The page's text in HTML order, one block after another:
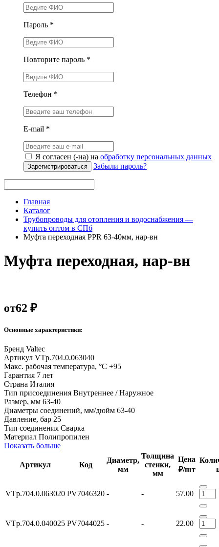
Пароль *
Повторите пароль *
Телефон *
E-mail *
Я согласен (-на) на обработку персональных данных
Зарегистрироваться Забыли пароль?
Главная
Каталог
Трубопроводы для отопления и водоснабжения —
купить оптом в СПб
Муфта переходная PPR 63-40мм, нар-вн
Муфта переходная, нар-вн
от62 ₽
Основные характеристики:
Бренд Valtec
Артикул VTp.704.0.063040
Макс. рабочая температура, °С +95
Гарантия 7 лет
Страна Италия
Тип присоединения Внутреннее / Наружное
Размер, мм 63-40
Диаметры соединений, мм/дюйм 63-40
Давление, бар 25
Тип соединения Сварка
Материал Полипропилен
Показать больше
Артикул Код
Диаметр,
мм
Толщина
стенки,
мм
Цена
₽/шт
VTp.704.0.063020 PV7046320 - - 57.00
VTp.704.0.040025 PV7044025 - - 22.00